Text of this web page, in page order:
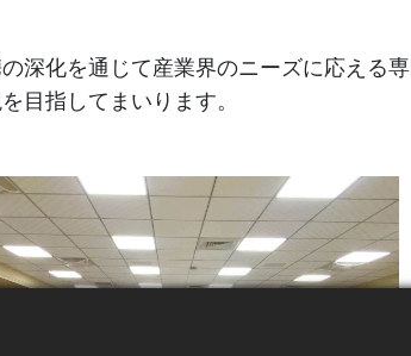
深化を通じて産業界のニーズに応える
目指してまいります。